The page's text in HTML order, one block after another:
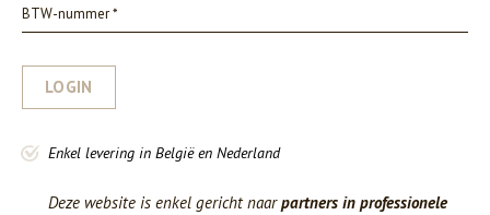
LOGIN
Enkel levering in België en Nederland
Deze website is enkel gericht naarpartners in professionele